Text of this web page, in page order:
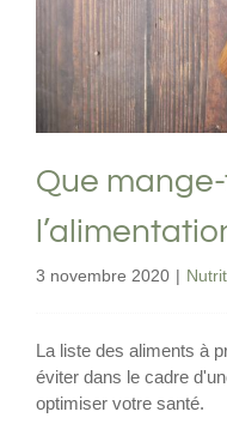
Que
3 novembre 2020 |
La liste des aliments à
éviter dans le cadre
optimiser votre santé.